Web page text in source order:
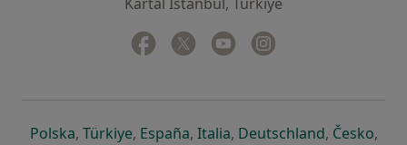
Facebook
yeni bir sekmede açılır
Twitter
yeni bir sekmede açılır
Youtube
yeni bir sekmede açılır
Polskayeni bir sekmede açılır
, Türkiyeyeni bir sekmede açılır
, Españayeni bir sekmede açılır
, Italiayeni bir sekmede açılır
, Deutschlandyeni bir
, Českoyeni
,